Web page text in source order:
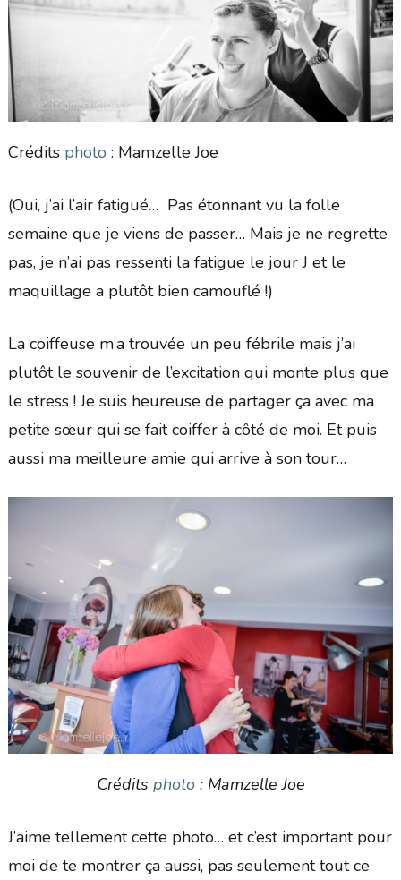
Crédits photo : Mamzelle Joe
(Oui, j’ai l’air fatigué… Pas étonnant vu la folle
semaine que je viens de passer… Mais je ne regrette
pas, je n’ai pas ressenti la fatigue le jour J et le
maquillage a plutôt bien camouflé !)
La coiffeuse m’a trouvée un peu fébrile mais j’ai
plutôt le souvenir de l’excitation qui monte plus que
le stress ! Je suis heureuse de partager ça avec ma
petite sœur qui se fait coiffer à côté de moi. Et puis
aussi ma meilleure amie qui arrive à son tour…
Crédits photo: Mamzelle Joe
J’aime tellement cette photo… et c’est important pour
moi de te montrer ça aussi, pas seulement tout ce